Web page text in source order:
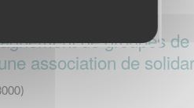
de groupes de
association de